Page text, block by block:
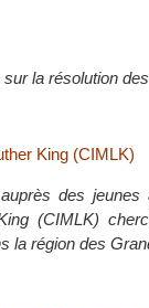
la résolution
King (CIMLK)
des
(CIMLK)
la région des